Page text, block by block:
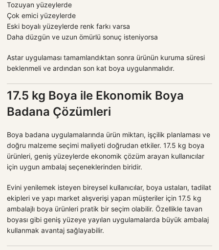
Tozuyan yüzeylerde
Çok emici yüzeylerde
Eski boyalı yüzeylerde renk farkı varsa
Daha düzgün ve uzun ömürlü sonuç isteniyorsa
Astar uygulaması tamamlandıktan sonra ürünün kuruma süresi
beklenmeli ve ardından son kat boya uygulanmalıdır.
17.5 kg Boya ile Ekonomik Boya
Badana Çözümleri
Boya badana uygulamalarında ürün miktarı, işçilik planlaması ve
doğru malzeme seçimi maliyeti doğrudan etkiler. 17.5 kg boya
ürünleri, geniş yüzeylerde ekonomik çözüm arayan kullanıcılar
için uygun ambalaj seçeneklerinden biridir.
Evini yenilemek isteyen bireysel kullanıcılar, boya ustaları, tadilat
ekipleri ve yapı market alışverişi yapan müşteriler için 17.5 kg
ambalajlı boya ürünleri pratik bir seçim olabilir. Özellikle tavan
boyası gibi geniş yüzeye yayılan uygulamalarda büyük ambalaj
kullanmak avantaj sağlayabilir.